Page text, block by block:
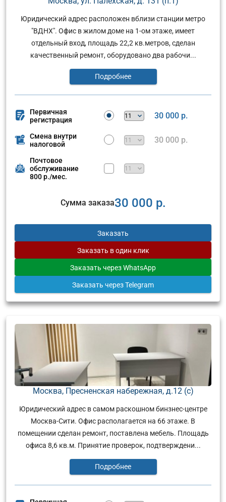
Юридический адрес расположен вблизи станции метро
"ВДНХ". Офис в жилом доме на 1-ом этаже, имеет
отдельный вход, площадь 22,2 кв.метров, сделан
качественный ремонт, оборудовано два рабочи...
Подробнее
Первичная
регистрация
30 000 р.
Смена внутри
налоговой
30 000 р.
Почтовое
обслуживание
800 р./мес.
Сумма заказа30 000 р.
Заказать
Заказать в один клик
Заказать через WhatsApp
Заказать через Telegram
Москва, Пресненская набережная, д.12 (с)
Юридический адрес в самом раскошном бинзнес-центре
Москва-Сити. Офис располагается на 66 этаже. В
помещении сделан ремонт, поставлена мебель. Площадь
офиса 8,6 кв.м. Принятие проверок, подтверждени...
Подробнее